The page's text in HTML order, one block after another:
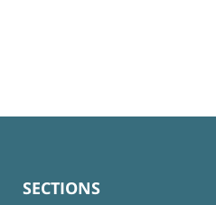
SECTIONS